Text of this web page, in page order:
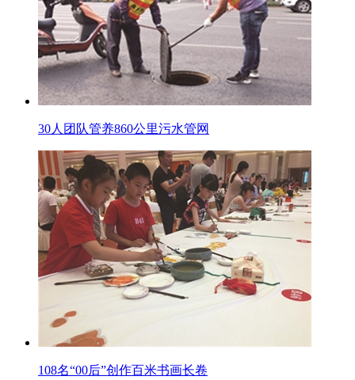
30人团队管养860公里污水管网
108名“00后”创作百米书画长卷